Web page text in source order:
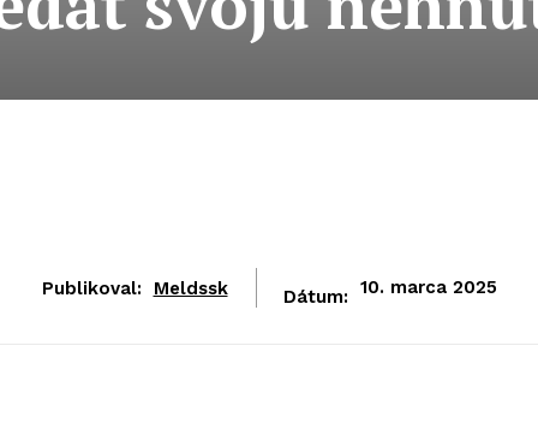
Publikoval: Meldssk Dátum: 10. marca 2025